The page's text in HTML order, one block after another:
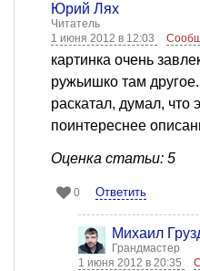
Юрий Лях
Читатель
1 июня 2012 в 12:03
картинка очень
ружьишко там
раскатал, думал, что
поинтереснее
Оценка статьи: 5
0 Ответить
Михаил
Грандмастер
1 июня 2012 в 20:35